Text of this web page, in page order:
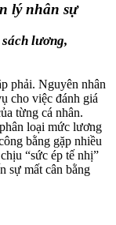
lý nhân sự
lương,
phải. Nguyên nhân
cho việc đánh giá
từng cá nhân.
loại mức lương
bằng gặp nhiều
“sức ép tế nhị”
sự mất cân bằng